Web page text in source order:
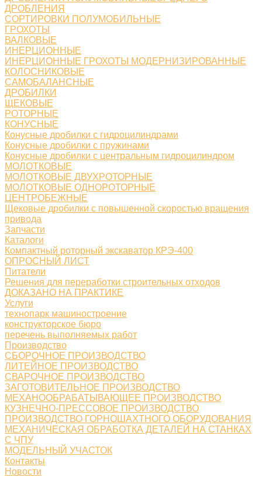
ДРОБЛЕНИЯ
СОРТИРОВКИ ПОЛУМОБИЛЬНЫЕ
ГРОХОТЫ
ВАЛКОВЫЕ
ИНЕРЦИОННЫЕ
ИНЕРЦИОННЫЕ ГРОХОТЫ МОДЕРНИЗИРОВАННЫЕ
КОЛОСНИКОВЫЕ
САМОБАЛАНСНЫЕ
ДРОБИЛКИ
ЩЕКОВЫЕ
РОТОРНЫЕ
КОНУСНЫЕ
Конусные дробилки с гидроцилиндрами
Конусные дробилки с пружинами
Конусные дробилки с центральным гидроцилиндром
МОЛОТКОВЫЕ
МОЛОТКОВЫЕ ДВУХРОТОРНЫЕ
МОЛОТКОВЫЕ ОДНОРОТОРНЫЕ
ЦЕНТРОБЕЖНЫЕ
Щековые дробилки с повышенной скоростью вращения
привода
Запчасти
Каталоги
Компактный роторный экскаватор КРЭ-400
ОПРОСНЫЙ ЛИСТ
Питатели
Решения для переработки строительных отходов
ДОКАЗАНО НА ПРАКТИКЕ
Услуги
технопарк машиностроение
конструкторское бюро
перечень выполняемых работ
Производство
СБОРОЧНОЕ ПРОИЗВОДСТВО
ЛИТЕЙНОЕ ПРОИЗВОДСТВО
СВАРОЧНОЕ ПРОИЗВОДСТВО
ЗАГОТОВИТЕЛЬНОЕ ПРОИЗВОДСТВО
МЕХАНООБРАБАТЫВАЮЩЕЕ ПРОИЗВОДСТВО
КУЗНЕЧНО-ПРЕССОВОЕ ПРОИЗВОДСТВО
ПРОИЗВОДСТВО ГОРНОШАХТНОГО ОБОРУДОВАНИЯ
МЕХАНИЧЕСКАЯ ОБРАБОТКА ДЕТАЛЕЙ НА СТАНКАХ
С ЧПУ
МОДЕЛЬНЫЙ УЧАСТОК
Контакты
Новости